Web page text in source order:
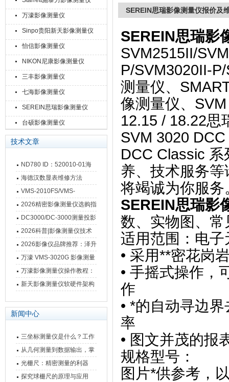
万濠影像测量仪
Sinpo贵阳新天影像测量仪
怡信影像测量仪
NIKON尼康影像测量仪
三丰影像测量仪
七海影像测量仪
SEREIN思瑞影像测量仪
台硕影像测量仪
技术文章
ND780 ID：520010-01海
德汉数显表故障维修内容
海德汉数显表维修方法
VMS-2010FS/VMS-
3020FS/VMS-4030FS手动
影像测量仪技术参数
2026精密影像测量仪选购指
南 靠谱品牌一站式选型推荐
DC3000/DC-3000测量投影
仪万濠数据处理器数显表故
障维修方法
2026科普|影像测量仪技术
原理、分类及选型应用
2026影像仪品牌推荐：泽升
影像测量仪选型指南
万濠 VMS-3020G 影像测量
仪技术规格与应用解析
万濠影像测量仪操作教程：
从开机到出报告，新手也能
新天影像测量仪软硬件架构
新闻中心
三坐标测量仪是什么？工作
原理、分类与核心功能一次
讲清
从几何测量到数据输出，掌
握万濠影像测量仪的六大核
心能力
光栅尺：精密测量的利器
探究球栅尺的原理与应用
SEREIN思瑞影像测量仪报价及
SEREIN思瑞影
SVM2515II/
P/SVM3020II-
测量仪、
像测量仪、
12.15 / 18.22思
SVM 3020
DCC Classic 系
养、技术服务
将竭诚为你服务
SEREIN思瑞影
数、实物图、
适用范围：电
• 采用**密花岗
• 手摇式操作，
作
• *的自动寻边
率
• 图文并茂的报
规格型号：
图片*供参考，